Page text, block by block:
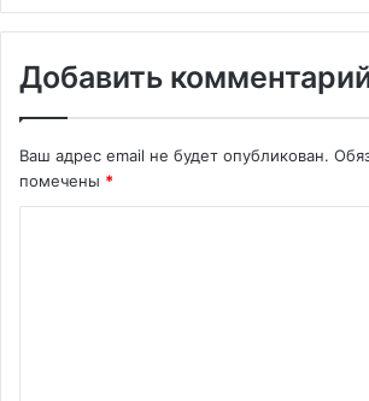
Добавить
Ваш адрес email не будет опубликован.
помечены *